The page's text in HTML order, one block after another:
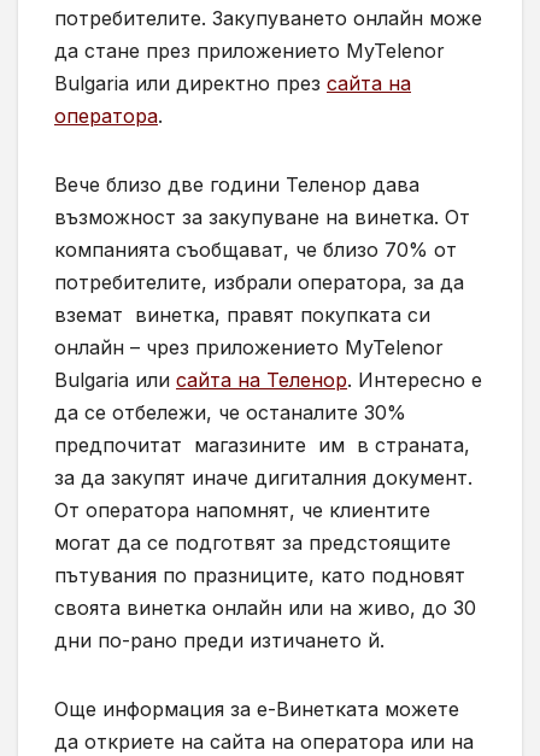
потребителите. Закупуването онлайн може
да стане през приложението MyTelenor
Bulgaria или директно през сайта на
оператора.
Вече близо две години Теленор дава
възможност за закупуване на винетка. От
компанията съобщават, че близо 70% от
потребителите, избрали оператора, за да
вземат винетка, правят покупката си
онлайн – чрез приложението MyTelenor
Bulgaria или сайта на Теленор. Интересно е
да се отбележи, че останалите 30%
предпочитат магазините им в страната,
за да закупят иначе дигиталния документ.
От оператора напомнят, че клиентите
могат да се подготвят за предстоящите
пътувания по празниците, като подновят
своята винетка онлайн или на живо, до 30
дни по-рано преди изтичането й.
Още информация за е-Винетката можете
да откриете на сайта на оператора или на